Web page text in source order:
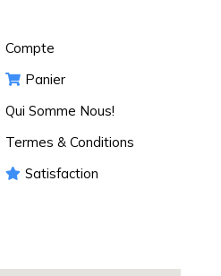
Compte
Panier
Qui Somme Nous!
Termes & Conditions
Satisfaction